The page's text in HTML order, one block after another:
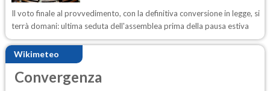
Il voto finale al provvedimento, con la definitiva conversione in legge, si
terrà domani: ultima seduta dell'assemblea prima della pausa estiva
Wikimeteo
Convergenza